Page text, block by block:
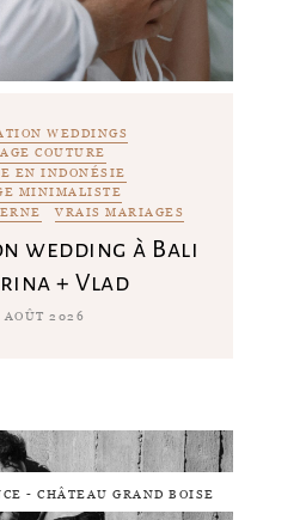
WEDDINGS
COUTURE
EN INDONÉSIE
MINIMALISTE
VRAIS MARIAGES
wedding à Bali
+ Vlad
AOÛT 2026
- CHÂTEAU GRAND BOISE